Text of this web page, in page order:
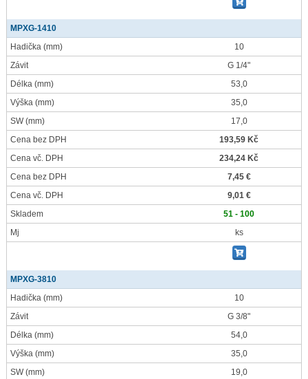
MPXG-1410
Hadička (mm)
10
Závit
G 1/4"
Délka (mm)
53,0
Výška (mm)
35,0
SW(mm)
17,0
Cena bez DPH
193,59 Kč
Cena vč. DPH
234,24 Kč
Cena bez DPH
7,45 €
Cena vč. DPH
9,01 €
Skladem
51 - 100
Mj
ks
MPXG-3810
Hadička (mm)
10
Závit
G 3/8"
Délka (mm)
54,0
Výška (mm)
35,0
SW(mm) 19,0